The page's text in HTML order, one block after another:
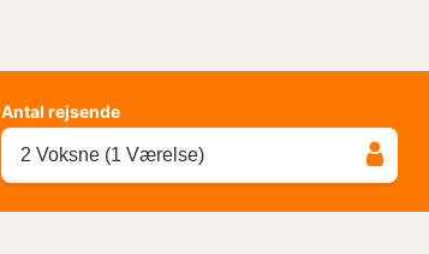
Antal rejsende
2 Voksne (1 Værelse)